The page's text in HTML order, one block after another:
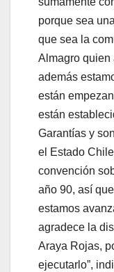
porque sea
que sea la
Almagro quien
además
están
están
Garantías y
el Estado
convención
año 90, así que
estamos
agradece la
Araya Rojas,
ejecutarlo”,